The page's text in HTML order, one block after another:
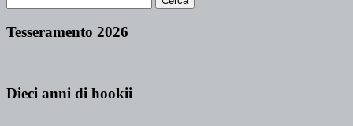
Tesseramento 2026
Dieci anni di hookii